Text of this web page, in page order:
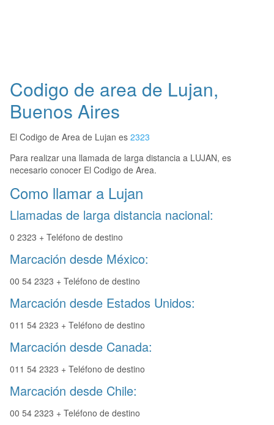
Codigo de area de Lujan,
Buenos Aires
El Codigo de Area de Lujan es 2323
Para realizar una llamada de larga distancia a LUJAN, es
necesario conocer El Codigo de Area.
Como llamar a Lujan
Llamadas de larga distancia nacional:
0 2323 + Teléfono de destino
Marcación desde México:
00 54 2323 + Teléfono de destino
Marcación desde Estados Unidos:
011 54 2323 + Teléfono de destino
Marcación desde Canada:
011 54 2323 + Teléfono de destino
Marcación desde Chile:
00 54 2323 + Teléfono de destino